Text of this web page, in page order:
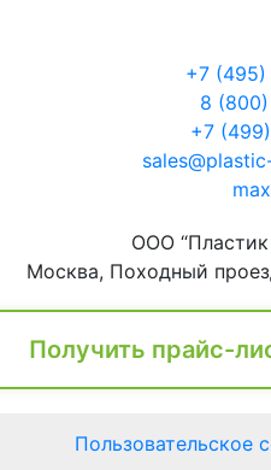
+7
8
+7
max
ООО “Пластик
Москва, Походный
Получить прайс-
Пользовательское